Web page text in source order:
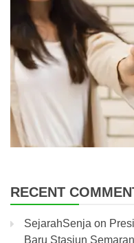
RECENT
SejarahSenja on
Baru Stasiun